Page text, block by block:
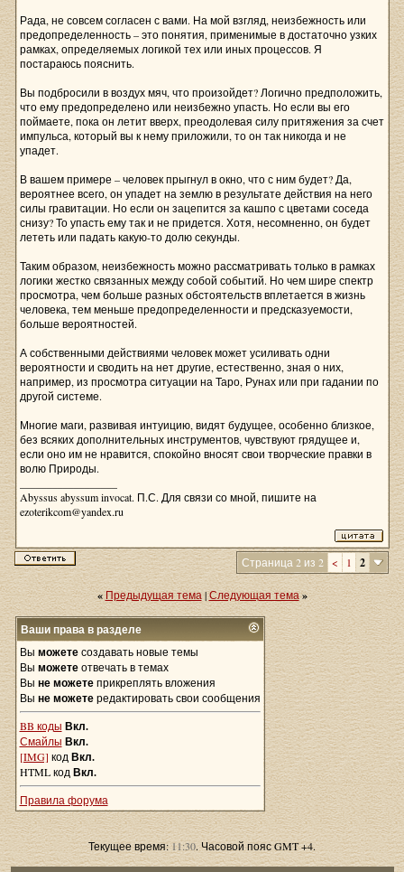
Рада, не совсем согласен с вами. На мой взгляд, неизбежность или
предопределенность – это понятия, применимые в достаточно узких
рамках, определяемых логикой тех или иных процессов. Я
постараюсь пояснить.
Вы подбросили в воздух мяч, что произойдет? Логично предположить,
что ему предопределено или неизбежно упасть. Но если вы его
поймаете, пока он летит вверх, преодолевая силу притяжения за счет
импульса, который вы к нему приложили, то он так никогда и не
упадет.
В вашем примере – человек прыгнул в окно, что с ним будет? Да,
вероятнее всего, он упадет на землю в результате действия на него
силы гравитации. Но если он зацепится за кашпо с цветами соседа
снизу? То упасть ему так и не придется. Хотя, несомненно, он будет
лететь или падать какую-то долю секунды.
Таким образом, неизбежность можно рассматривать только в рамках
логики жестко связанных между собой событий. Но чем шире спектр
просмотра, чем больше разных обстоятельств вплетается в жизнь
человека, тем меньше предопределенности и предсказуемости,
больше вероятностей.
А собственными действиями человек может усиливать одни
вероятности и сводить на нет другие, естественно, зная о них,
например, из просмотра ситуации на Таро, Рунах или при гадании по
другой системе.
Многие маги, развивая интуицию, видят будущее, особенно близкое,
без всяких дополнительных инструментов, чувствуют грядущее и,
если оно им не нравится, спокойно вносят свои творческие правки в
волю Природы.
Abyssus abyssum invocat. П.С. Для связи со мной, пишите на
ezoterikcom@yandex.ru
Страница 2 из 2 < 1 2
« Предыдущая тема|Следующая тема»
Ваши права в разделе
Вы можетесоздавать новые темы
Вы можетеотвечать в темах
Вы не можетеприкреплять вложения
Вы не можетередактировать свои сообщения
BB коды Вкл.
Смайлы Вкл.
[IMG] код Вкл.
HTML код Вкл.
Правила форума
Текущее время:11:30. Часовой пояс GMT +4.